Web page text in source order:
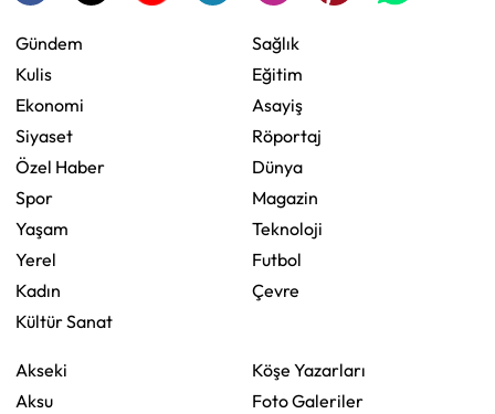
Gündem
Kulis
Ekonomi
Siyaset
Özel Haber
Spor
Yaşam
Yerel
Kadın
Kültür Sanat
Sağlık
Eğitim
Asayiş
Röportaj
Dünya
Magazin
Teknoloji
Futbol
Çevre
Akseki
Aksu
Köşe Yazarları
Foto Galeriler